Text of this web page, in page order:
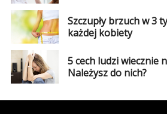
Szczupły brzuch w 3
każdej kobiety
5 cech ludzi wiecznie
Należysz do nich?